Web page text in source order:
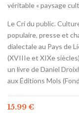
véritable « paysage
Le Cri du public.
populaire, presse et
dialectale au Pays de
(XVIIIe et XIXe
un livre de Daniel
aux Éditions Mols
15.99 €